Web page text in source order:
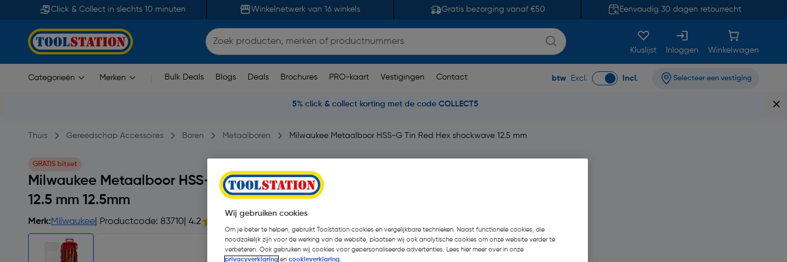
Click & Collect in slechts 10 minuten Winkelnetwerk van 16 winkels Gratis bezorging vanaf €50 Eenvoudig 30 dagen retourrecht
Kluslijst Inloggen Winkelwagen
Categorieën Merken Bulk Deals Blogs Deals Brochures PRO-kaart Vestigingen Contact btw Excl. Incl. Selecteer een vestiging
5% click & collect korting met de code COLLECT5
Thuis Gereedschap Accessoires Boren Metaalboren Milwaukee Metaalboor HSS-G Tin Red Hex shockwave 12.5 mm
GRATIS bitset
Milwaukee Metaalboor HSS-G Tin Red Hex shockwave
12.5 mm 12.5mm
Merk:Milwaukee | Productcode: 83710 | 4.2
€ 67,21| Excl. btw € 55,55
Wij gebruiken cookies
Om je beter te helpen, gebruikt Toolstation cookies en vergelijkbare technieken. Naast functionele cookies, die
noodzakelijk zijn voor de werking van de website, plaatsen wij ook analytische cookies om onze website verder te
verbeteren. Ook gebruiken wij cookies voor gepersonaliseerde advertenties. Lees hier meer over in onze
privacyverklaring en cookieverklaring.